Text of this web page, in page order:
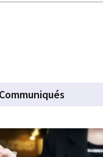
Communiqués